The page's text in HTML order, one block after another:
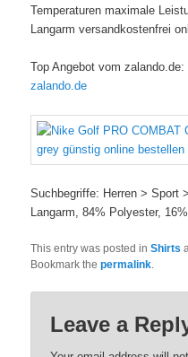
Temperaturen maximale
Langarm versandkostenfrei
Top Angebot vom zalando.de:
zalando.de
Suchbegriffe: Herren > Sport
Langarm, 84% Polyester,
This entry was posted inShirts
Bookmark thepermalink.
Leave a